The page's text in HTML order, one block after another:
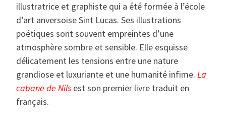
illustratrice et graphiste qui a été formée à l’école
d’art anversoise Sint Lucas. Ses illustrations
poétiques sont souvent empreintes d’une
atmosphère sombre et sensible. Elle esquisse
délicatement les tensions entre une nature
grandiose et luxuriante et une humanité infime. La
cabane de Nils est son premier livre traduit en
français.